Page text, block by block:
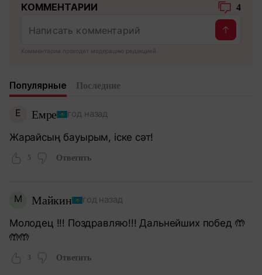
КОММЕНТАРИИ 4
Комментарии проходят модерацию редакцией
Популярные Последние
Е Емре год назад
Жарайсың бауырым, іске сәт!
5 Ответить
М Майкин год назад
Молодец !!! Поздравляю!!! Дальнейших побед 🤲
🤲🤲
3 Ответить